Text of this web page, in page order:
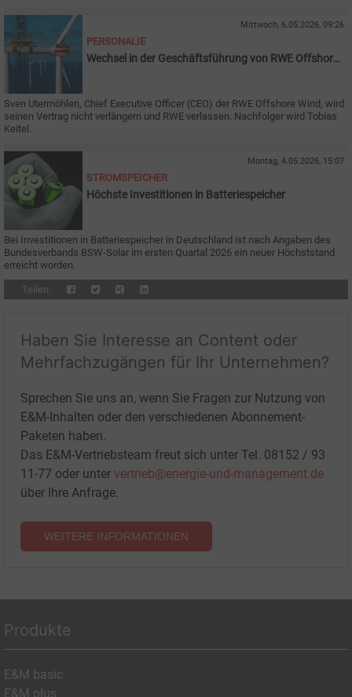
Mittwoch, 6.05.2026, 09:26
PERSONALIE
Wechsel in der Geschäftsführung von RWE Offshore
Sven Utermöhlen, Chief Executive Officer (CEO) der RWE Offshore Wind, wird
seinen Vertrag nicht verlängern und RWE verlassen. Nachfolger wird Tobias
Keitel.
Montag, 4.05.2026, 15:07
STROMSPEICHER
Höchste Investitionen in Batteriespeicher
Bei Investitionen in Batteriespeicher in Deutschland ist nach Angaben des
Bundesverbands BSW-Solar im ersten Quartal 2026 ein neuer Höchststand
erreicht worden.
Teilen:
Haben Sie Interesse an Content oder
Mehrfachzugängen für Ihr Unternehmen?
Sprechen Sie uns an, wenn Sie Fragen zur Nutzung von
E&M-Inhalten oder den verschiedenen Abonnement-
Paketen haben.
Das E&M-Vertriebsteam freut sich unter Tel. 08152 / 93
11-77 oder unter vertrieb@energie-und-management.de
über Ihre Anfrage.
WEITERE INFORMATIONEN
Produkte
E&M basic
E&M plus